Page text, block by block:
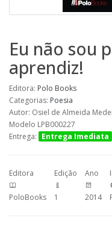
Eu não sou
aprendiz!
Editora: Polo Books
Categorias: Poesia
Autor: Osiel de Almeida
Modelo LPB000227
Entrega: Entrega Imediata
Editora
PoloBooks
Edição
1
Ano
2014